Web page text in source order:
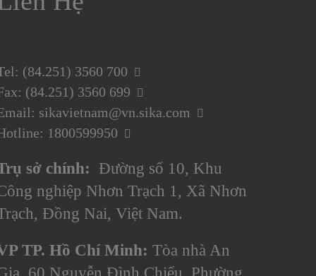
(84.251) 3560 700
(84.251) 3560 699
sikavietnam@vn.sika.com
1800599950
sở chính: Đường số 10, Khu
nghiệp Nhơn Trạch 1, Xã Nhơn
Đồng Nai, Việt Nam.
TP. Hồ Chí Minh: Tòa nhà An